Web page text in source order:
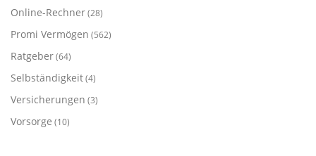
Online-Rechner(28)
Promi Vermögen (562)
Ratgeber(64)
Selbständigkeit(4)
Versicherungen (3)
Vorsorge (10)